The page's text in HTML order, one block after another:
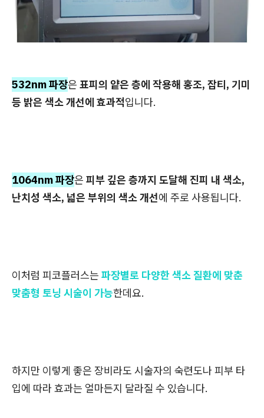
532nm 파장은 표피의 얕은 층에 작용해 홍조, 잡티, 기미
등 밝은 색소 개선에 효과적입니다.
1064nm 파장은 피부 깊은 층까지 도달해 진피 내 색소,
난치성 색소, 넓은 부위의 색소 개선에 주로 사용됩니다.
이처럼 피코플러스는 파장별로 다양한 색소 질환에 맞춘
맞춤형 토닝 시술이 가능한데요.
하지만 이렇게 좋은 장비라도 시술자의 숙련도나 피부 타
입에 따라 효과는 얼마든지 달라질 수 있습니다.